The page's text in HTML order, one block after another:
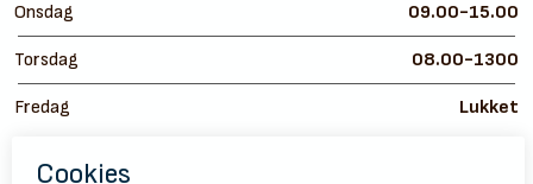
Onsdag 09.00-15.00
Torsdag 08.00-1300
Fredag Lukket